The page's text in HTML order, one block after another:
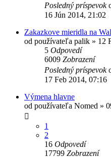
Posledný príspevok
16 Jún 2014, 21:02
Zakazkove mieridla na
od používateľa palik » 12
5 Odpovedí
6009 Zobrazení
Posledný príspevok
17 Feb 2014, 07:16
Výmena hlavne
od používateľa Nomed »
1
2
16 Odpovedí
17799 Zobrazení